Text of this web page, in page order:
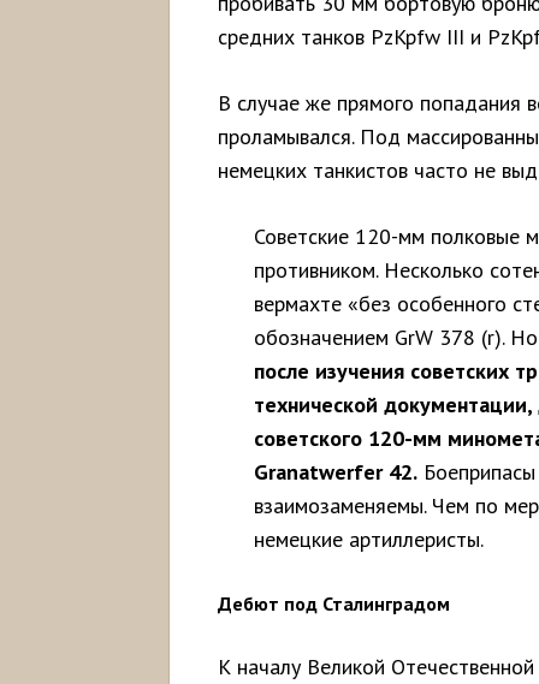
средних танков PzKpfw III и
В случае же прямого попадания
проламывался. Под
немецких танкистов часто не
Советские 120-мм полковые
противником. Несколько
вермахте «без особенного
обозначением GrW 378 (r).
после изучения советских
технической
советского 120-мм
Granatwerfer 42.
взаимозаменяемы. Чем по
немецкие артиллеристы.
Дебют под Сталинградом
К началу Великой